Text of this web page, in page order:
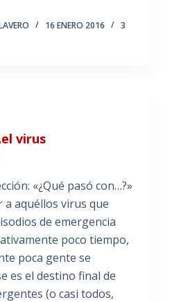
16 ENERO 2016
3
virus
«¿Qué pasó con…?»
a aquéllos virus que
de emergencia
poco tiempo,
poca gente se
es el destino final de
(o casi todos,